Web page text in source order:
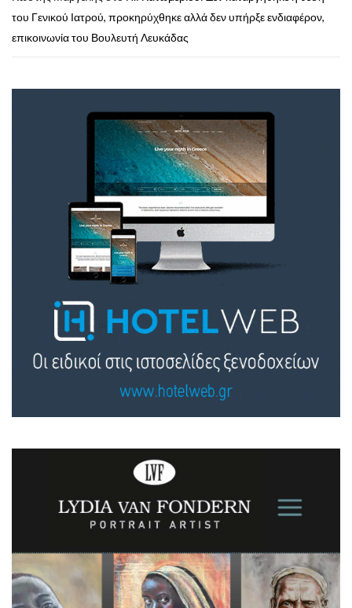
του Γενικού Ιατρού, προκηρύχθηκε αλλά δεν υπήρξε ενδιαφέρον,
επικοινωνία του Βουλευτή Λευκάδας